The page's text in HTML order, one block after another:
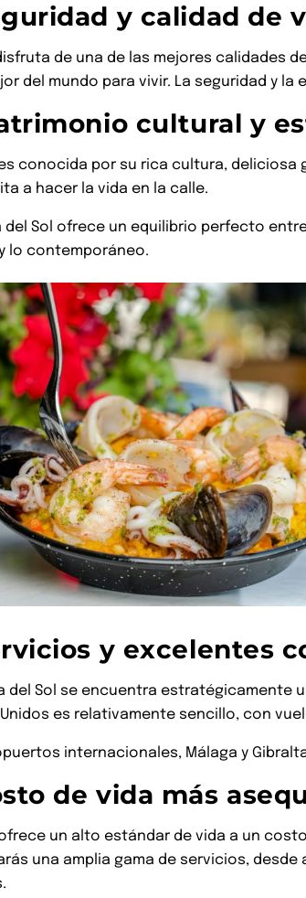
y calidad de
de una de las mejores calidades
del mundo para vivir. La seguridad y
cultural y
conocida por su rica cultura,
a hacer la vida en la calle.
del Sol ofrece un equilibrio perfecto
lo contemporáneo.
y excelentes
del Sol se encuentra estratégicamente
es relativamente sencillo, con
internacionales, Málaga y
de vida más
un alto estándar de vida a un
una amplia gama de servicios,